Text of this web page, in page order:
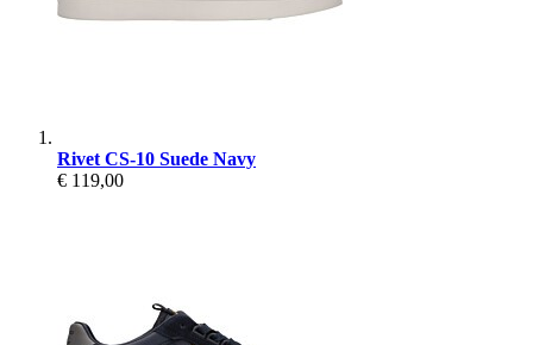
Rivet CS-10 Suede Navy
€ 119,00